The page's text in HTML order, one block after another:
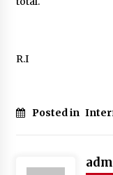
R.I
Posted in